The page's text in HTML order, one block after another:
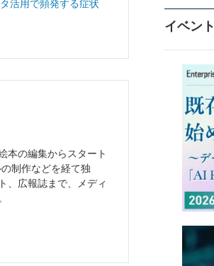
本の編集からスタート
制作などを経て独
、広報誌まで、メディ
イベント